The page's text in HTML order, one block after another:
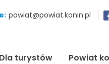
e: powiat@powiat.konin.pl
Dla turystów Powiat